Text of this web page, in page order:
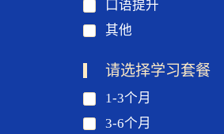
口语提升
其他
请选择学习套餐
1-3个月
3-6个月